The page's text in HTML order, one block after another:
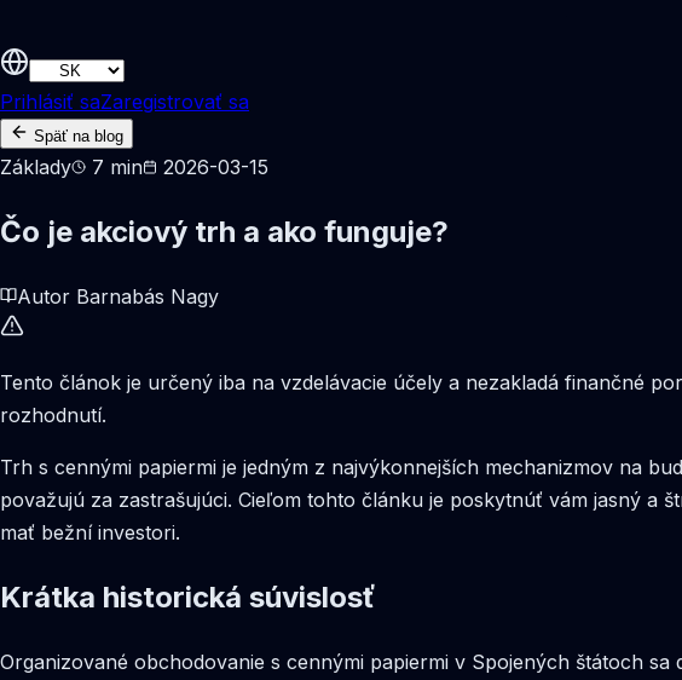
Prihlásiť saZaregistrovať sa
Späť na blog
Základy 7 min 2026-03-15
Čo je akciový trh a ako funguje?
Autor Barnabás Nagy
Tento článok je určený iba na vzdelávacie účely a nezakladá finančné
rozhodnutí.
Trh s cennými papiermi je jedným z najvýkonnejších mechanizmov na
považujú za zastrašujúci. Cieľom tohto článku je poskytnúť vám jasný a
mať bežní investori.
Krátka historická súvislosť
Organizované obchodovanie s cennými papiermi v Spojených štátoch